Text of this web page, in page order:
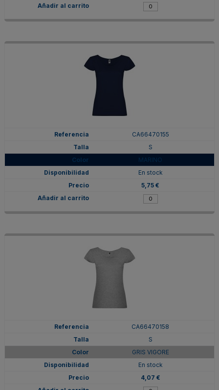
CA66470155
S
MARINO
En stock
5,75 €
CA66470158
S
GRIS VIGORE
En stock
4,07 €